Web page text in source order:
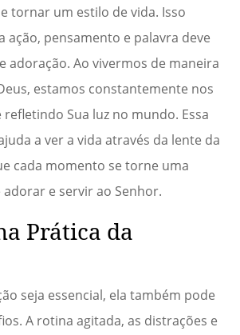
tornar um estilo de vida. Isso
ação, pensamento e palavra deve
adoração. Ao vivermos de maneira
estamos constantemente nos
Sua luz no mundo. Essa
a ver a vida através da lente da
cada momento se torne uma
e servir ao Senhor.
Prática da
seja essencial, ela também pode
A rotina agitada, as distrações e